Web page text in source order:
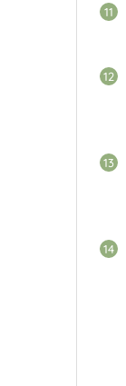
11
12
13
14